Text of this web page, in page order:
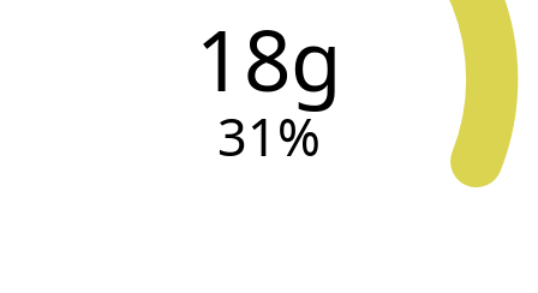
18g
31%